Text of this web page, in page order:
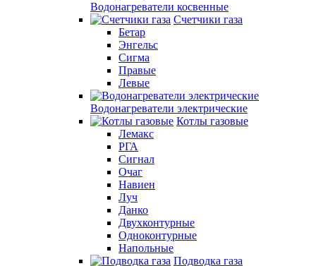
Водонагреватели косвенные
Счетчики газа
Бетар
Энгельс
Сигма
Правые
Левые
Водонагреватели электрические
Котлы газовые
Лемакс
РГА
Сигнал
Очаг
Навиен
Луч
Данко
Двухконтурные
Одноконтурные
Напольные
Подводка газа